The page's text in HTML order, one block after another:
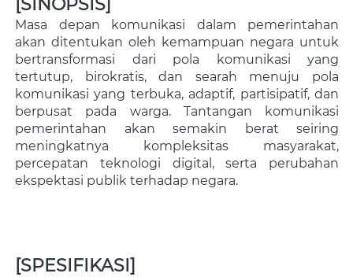
Masa depan komunikasi dalam pemerintahan
akan ditentukan oleh kemampuan negara untuk
bertransformasi dari pola komunikasi yang
tertutup, birokratis, dan searah menuju pola
komunikasi yang terbuka, adaptif, partisipatif, dan
berpusat pada warga. Tantangan komunikasi
pemerintahan akan semakin berat seiring
meningkatnya kompleksitas masyarakat,
percepatan teknologi digital, serta perubahan
ekspektasi publik terhadap negara.
[SPESIFIKASI]